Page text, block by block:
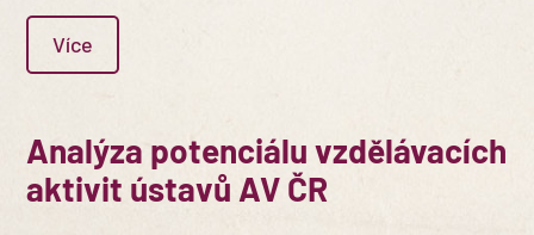
Více
Analýza potenciálu vzdělávacích
aktivit ústavů AV ČR